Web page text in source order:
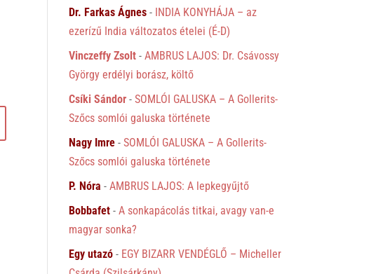
Dr. Farkas Ágnes - INDIA KONYHÁJA – az
ezerízű India változatos ételei (É-D)
Vinczeffy Zsolt -AMBRUS LAJOS: Dr. Csávossy
György erdélyi borász, költő
Csíki Sándor -SOMLÓI GALUSKA – A Gollerits-
Szőcs somlói galuska története
Nagy Imre -SOMLÓI GALUSKA – A Gollerits-
Szőcs somlói galuska története
P. Nóra -AMBRUS LAJOS: A lepkegyűjtő
Bobbafet -A sonkapácolás titkai, avagy van-e
magyar sonka?
Egy utazó - EGY BIZARR VENDÉGLŐ – Micheller